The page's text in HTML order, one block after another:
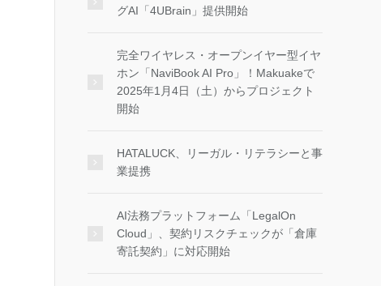
グAI「4UBrain」提供開始
完全ワイヤレス・オープンイヤー型イヤ
ホン「NaviBook AI Pro」！Makuakeで
2025年1月4日（土）からプロジェクト
開始
HATALUCK、リーガル・リテラシーと事
業提携
AI法務プラットフォーム「LegalOn
Cloud」、契約リスクチェックが「倉庫
寄託契約」に対応開始